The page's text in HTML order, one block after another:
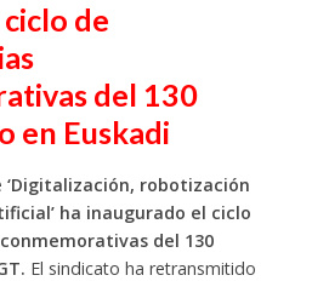
de
del 130
en Euskadi
‘Digitalización, robotización
ha inaugurado el ciclo
del 130
El sindicato ha retransmitido